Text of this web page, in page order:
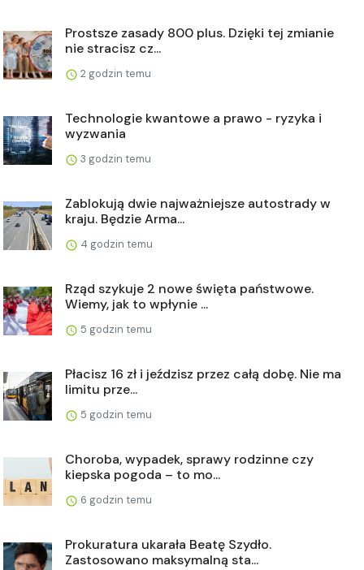
Prostsze zasady 800 plus. Dzięki tej zmianie
nie stracisz cz...
2 godzin temu
Technologie kwantowe a prawo - ryzyka i
wyzwania
3 godzin temu
Zablokują dwie najważniejsze autostrady w
kraju. Będzie Arma...
4 godzin temu
Rząd szykuje 2 nowe święta państwowe.
Wiemy, jak to wpłynie ...
5 godzin temu
Płacisz 16 zł i jeździsz przez całą dobę. Nie ma
limitu prze...
5 godzin temu
Choroba, wypadek, sprawy rodzinne czy
kiepska pogoda – to mo...
6 godzin temu
Prokuratura ukarała Beatę Szydło.
Zastosowano maksymalną sta...